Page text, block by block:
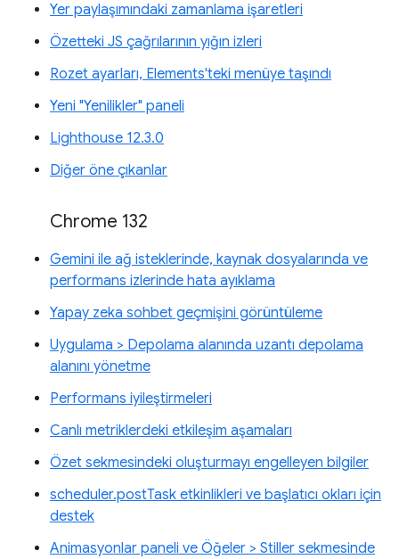
Yer paylaşımındaki zamanlama işaretleri
Özetteki JS çağrılarının yığın izleri
Rozet ayarları, Elements'teki menüye taşındı
Yeni "Yenilikler" paneli
Lighthouse 12.3.0
Diğer öne çıkanlar
Chrome 132
Gemini ile ağ isteklerinde, kaynak dosyalarında ve
performans izlerinde hata ayıklama
Yapay zeka sohbet geçmişini görüntüleme
Uygulama > Depolama alanında uzantı depolama
alanını yönetme
Performans iyileştirmeleri
Canlı metriklerdeki etkileşim aşamaları
Özet sekmesindeki oluşturmayı engelleyen bilgiler
scheduler.postTask etkinlikleri ve başlatıcı okları için
destek
Animasyonlar paneli ve Öğeler > Stiller sekmesinde